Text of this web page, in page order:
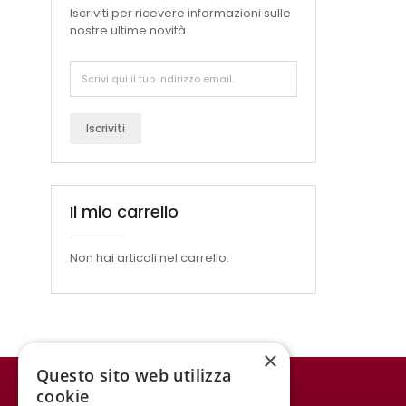
Iscriviti per ricevere informazioni sulle
nostre ultime novità.
Iscriviti
Il mio carrello
Non hai articoli nel carrello.
WINE MEETING ER
×
Questo sito web utilizza
cookie